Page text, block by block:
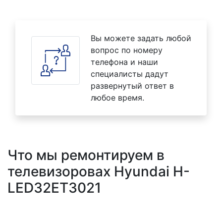
Вы можете задать любой
вопрос по номеру
телефона и наши
специалисты дадут
развернутый ответ в
любое время.
Что мы ремонтируем в
телевизоровах Hyundai H-
LED32ET3021